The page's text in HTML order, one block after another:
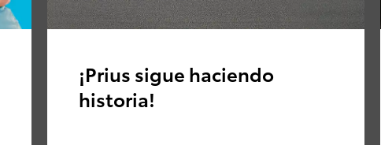
¡Prius sigue haciendo
historia!